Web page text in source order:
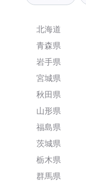
北海道
青森県
岩手県
宮城県
秋田県
山形県
福島県
茨城県
栃木県
群馬県